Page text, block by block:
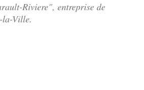
Riviere", entreprise de
Ville.